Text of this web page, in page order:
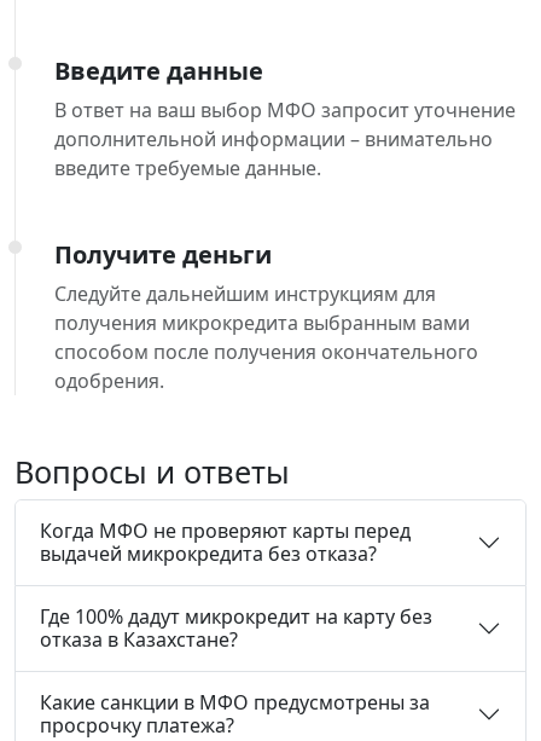
Введите данные
В ответ на ваш выбор МФО запросит уточнение
дополнительной информации – внимательно
введите требуемые данные.
Получите деньги
Следуйте дальнейшим инструкциям для
получения микрокредита выбранным вами
способом после получения окончательного
одобрения.
Вопросы и ответы
Когда МФО не проверяют карты перед
выдачей микрокредита без отказа?
Где 100% дадут микрокредит на карту без
отказа в Казахстане?
Какие санкции в МФО предусмотрены за
просрочку платежа?